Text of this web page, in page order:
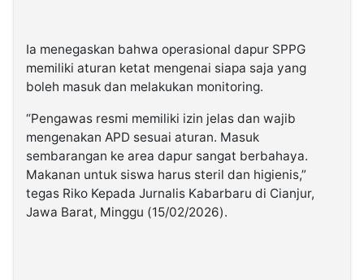
Ia menegaskan bahwa operasional dapur SPPG
memiliki aturan ketat mengenai siapa saja yang
boleh masuk dan melakukan monitoring.
“Pengawas resmi memiliki izin jelas dan wajib
mengenakan APD sesuai aturan. Masuk
sembarangan ke area dapur sangat berbahaya.
Makanan untuk siswa harus steril dan higienis,”
tegas Riko Kepada Jurnalis Kabarbaru di Cianjur,
Jawa Barat, Minggu (15/02/2026).